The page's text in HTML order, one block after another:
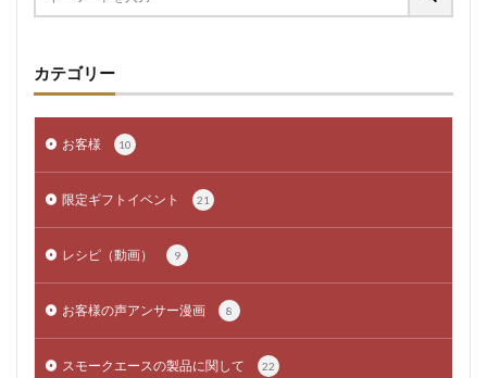
カテゴリー
お客様 10
限定ギフトイベント 21
レシピ（動画） 9
お客様の声アンサー漫画 8
スモークエースの製品に関して 22